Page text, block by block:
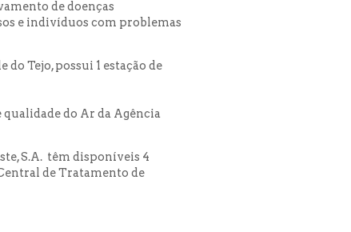
de doenças
e indivíduos com problemas
Tejo, possui 1 estação de
qualidade do Ar da Agência
S.A. têm disponíveis 4
de Tratamento de